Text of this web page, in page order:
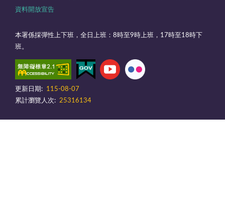
資料開放宣告
本署係採彈性上下班，全日上班：8時至9時上班，17時至18時下
班。
更新日期:
115-08-07
累計瀏覽人次: 25316134